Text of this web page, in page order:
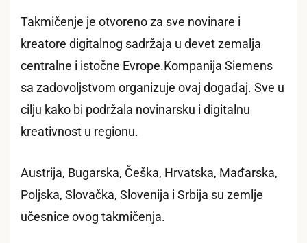
Takmičenje je otvoreno za sve novinare i
kreatore digitalnog sadržaja u devet zemalja
centralne i istočne Evrope.Kompanija Siemens
sa zadovoljstvom organizuje ovaj događaj. Sve u
cilju kako bi podržala novinarsku i digitalnu
kreativnost u regionu.
Austrija, Bugarska, Češka, Hrvatska, Mađarska,
Poljska, Slovačka, Slovenija i Srbija su zemlje
učesnice ovog takmičenja.